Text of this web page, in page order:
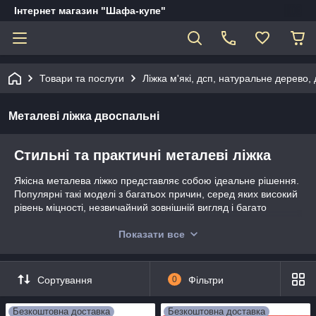
Інтернет магазин "Шафа-купе"
Товари та послуги Ліжка м'які, дсп, натуральне дерево,
Металеві ліжка двоспальні
Стильні та практичні металеві ліжка
Якісна металева ліжко представляє собою ідеальне рішення.
Популярні такі моделі з багатьох причин, серед яких високий
рівень міцності, незвичайний зовнішній вигляд і багато
моделі, які однаково добре впишуться в сучасний або
розраховувати на чудову якість обслуговування, прийнятні
ціни і інші достоїнства
Основні особливості
Показати все
Сортування 0 Фільтри
Безкоштовна доставка
Безкоштовна доставка